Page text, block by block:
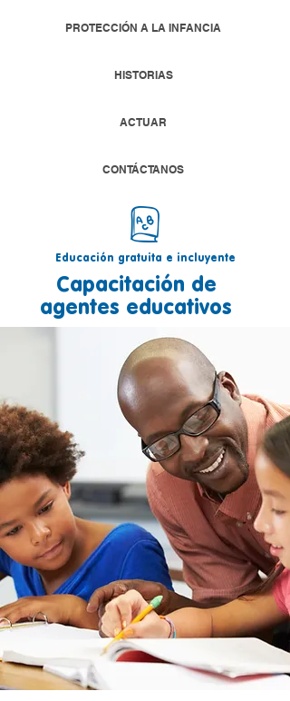
PROTECCIÓN A LA INFANCIA
HISTORIAS
ACTUAR
CONTÁCTANOS
Educación gratuita e incluyente
Capacitación de
agentes educativos